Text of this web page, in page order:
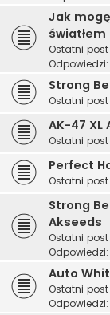
Jak
Ostatni
Odpowiedzi:
Strong
Ostatni
AK-47
Ostatni
Perfect
Ostatni
Strong
Akseeds
Ostatni
Odpowiedzi:
Auto
Ostatni
Odpowiedzi: